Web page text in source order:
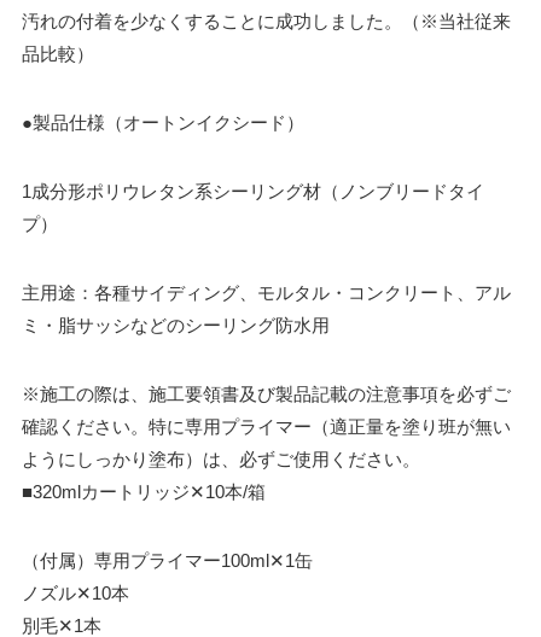
汚れの付着を少なくすることに成功しました。（※当社従来
品比較）
●製品仕様（オートンイクシード）
1成分形ポリウレタン系シーリング材（ノンブリードタイ
プ）
主用途：各種サイディング、モルタル・コンクリート、アル
ミ・脂サッシなどのシーリング防水用
※施工の際は、施工要領書及び製品記載の注意事項を必ずご
確認ください。特に専用プライマー（適正量を塗り班が無い
ようにしっかり塗布）は、必ずご使用ください。
■320mlカートリッジ✕10本/箱
（付属）専用プライマー100ml✕1缶
ノズル✕10本
別毛✕1本